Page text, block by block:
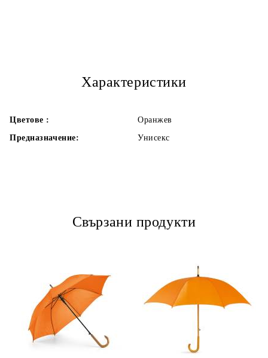
Характеристики
Цветове :
Оранжев
Предназначение:
Унисекс
Свързани продукти